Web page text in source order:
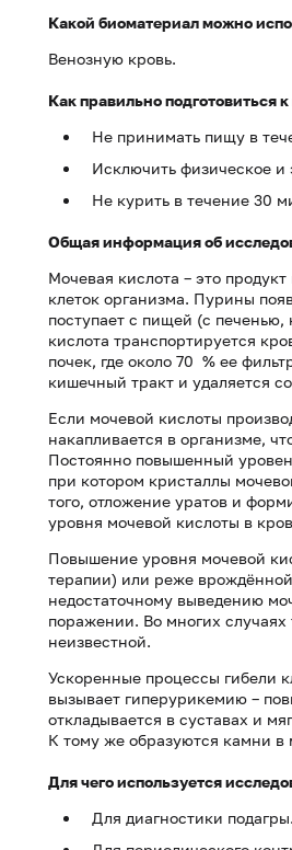
Какой биоматериал можно
Венозную кровь.
Как правильно подготовиться
Не принимать пищу в
Исключить физическое
Не курить в течение 30
Общая информация об
Мочевая кислота – это
клеток организма. Пурины
поступает с пищей (с
кислота транспортируется
почек, где около 70 % ее
кишечный тракт и удаляется
Если мочевой кислоты
накапливается в организме,
Постоянно повышенный
при котором кристаллы
того, отложение уратов и
уровня мочевой кислоты в
Повышение уровня мочевой
терапии) или реже
недостаточному выведению
поражении. Во многих случаях
неизвестной.
Ускоренные процессы гибели
вызывает гиперурикемию –
откладывается в суставах и
К тому же образуются камни в
Для чего используется
Для диагностики подагры.